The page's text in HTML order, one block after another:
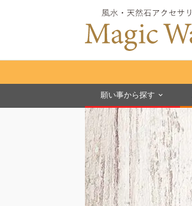
願い事から探す